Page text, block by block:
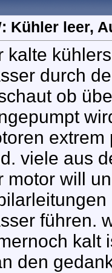
Kühler leer,
kalte
durch
ob
viele aus
motor will
führen.
kalt
den